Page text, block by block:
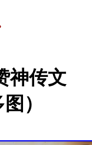
神传文
）